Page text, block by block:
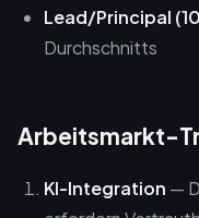
Lead/Principal
Durchschnitts
Arbeitsmarkt-
KI-Integration —